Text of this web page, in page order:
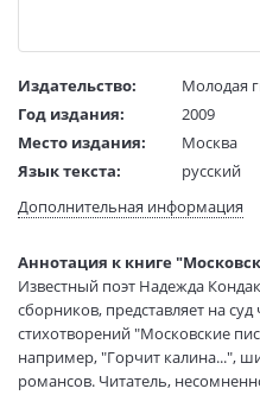
Издательство:
Молодая
Год издания:
2009
Место издания:
Москва
Язык текста:
русский
Тип обложки:
Твердый
Размеры в мм
(ДхШхВ):
165x120
Вес:
210 гр.
Страниц:
269
Тираж:
1000 экз.
Код товара:
50065474
Дополнительная информация
Аннотация к книге
Известный поэт Надежда
сборников, представляет на
стихотворений "Московские
например, "Горчит калина...",
романсов. Читатель,